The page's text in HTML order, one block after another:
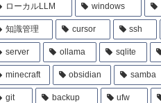
ローカルLLM windows
知識管理 cursor ssh
server ollama sqlite
minecraft obsidian samba
git backup ufw